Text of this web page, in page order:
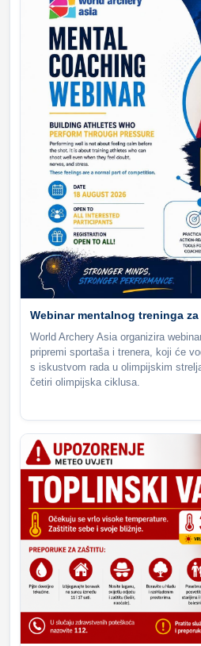
Webinar mentalnog treninga
World Archery Asia organizira
pripremi sportaša i trenera, koji će
s iskustvom rada u olimpijskim
četiri olimpijska ciklusa.